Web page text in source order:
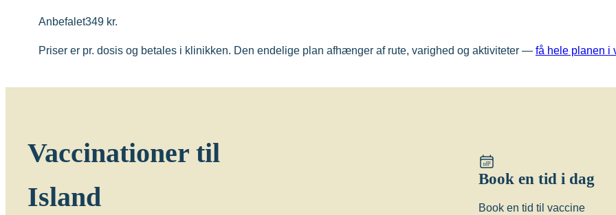
Anbefalet349 kr.
Priser er pr. dosis og betales i klinikken. Den endelige plan afhænger af rute, varighed og aktiviteter — få hele planen i
Vaccinationer til
Island
Book en tid i dag
Book en tid til vaccine